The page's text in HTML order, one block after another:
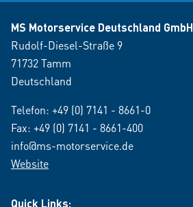
MS Motorservice Deutschland GmbH
Rudolf-Diesel-Straße 9
71732 Tamm
Deutschland
Telefon: +49 (0) 7141 - 8661-0
Fax: +49 (0) 7141 - 8661-400
info@ms-motorservice.de
Website
Quick Links: